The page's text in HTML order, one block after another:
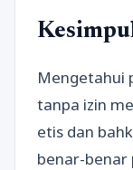
Mengetahui
tanpa izin
etis dan
benar-benar